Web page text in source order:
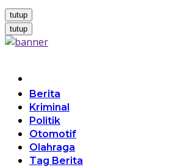
tutup
tutup
Berita
Kriminal
Politik
Otomotif
Olahraga
Tag Berita